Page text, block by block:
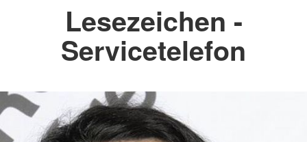
Lesezeichen -
Servicetelefon